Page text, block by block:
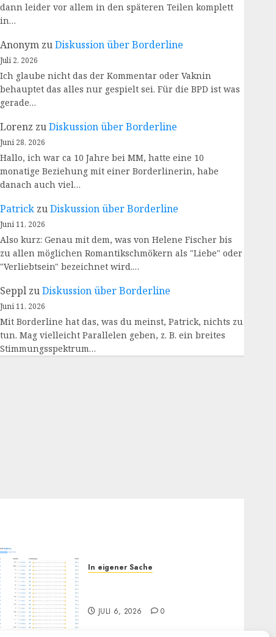
dann leider vor allem in den späteren Teilen komplett
in…
AnonymzuDiskussion über Borderline
Juli 2, 2026
Ich glaube nicht das der Kommentar oder Vaknin
behauptet das alles nur gespielt sei. Für die BPD ist was
gerade…
Lorenz zuDiskussion über Borderline
Juni 28, 2026
Hallo, ich war ca 10 Jahre bei MM, hatte eine 10
monatige Beziehung mit einer Borderlinerin, habe
danach auch viel…
PatrickzuDiskussion über Borderline
Juni 11, 2026
Also kurz: Genau mit dem, was von Helene Fischer bis
zu allen möglichen Romantikschmökern als "Liebe" oder
"Verliebtsein" bezeichnet wird.…
SepplzuDiskussion über Borderline
Juni 11, 2026
Mit Borderline hat das, was du meinst, Patrick, nichts zu
tun. Mag vielleicht Parallelen geben, z. B. ein breites
Stimmungsspektrum…
In eigener Sache
JULI 6, 2026 0